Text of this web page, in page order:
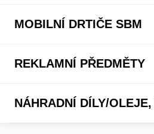
MOBILNÍ DRTIČE SBM
REKLAMNÍ PŘEDMĚTY
NÁHRADNÍ DÍLY/